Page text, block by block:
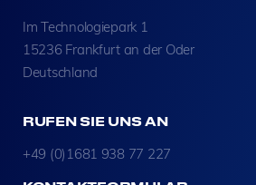
Im Technologiepark 1
15236 Frankfurt an der Oder
Deutschland
RUFEN SIE UNS AN
+49 (0)1681 938 77 227